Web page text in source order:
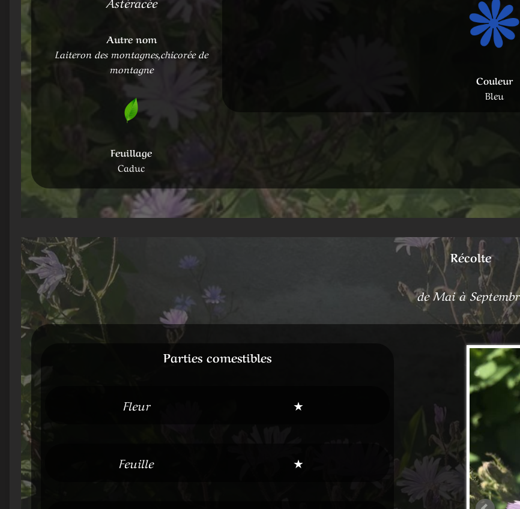
Autre nom
Laiteron des montagnes,chicorée de
montagne
Feuillage
Caduc
Couleur
Bleu
Récolte
de Mai à
Parties comestibles
Fleur ★
Feuille ★